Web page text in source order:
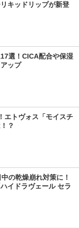
キッドリップが新登
選！CICA配合や保湿
ップ
エトヴォス「モイスチ
？
の乾燥崩れ対策に！
イドラヴェール セラ